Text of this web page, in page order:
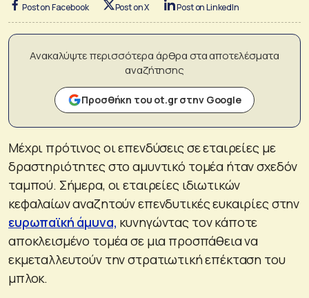
Post on Facebook Post on X Post on LinkedIn
Ανακαλύψτε περισσότερα άρθρα στα αποτελέσματα
αναζήτησης
Προσθήκη του ot.gr στην Google
Μέχρι πρότινος οι επενδύσεις σε εταιρείες με
δραστηριότητες στο αμυντικό τομέα ήταν σχεδόν
ταμπού. Σήμερα, οι εταιρείες ιδιωτικών
κεφαλαίων αναζητούν επενδυτικές ευκαιρίες στην
ευρωπαϊκή άμυνα, κυνηγώντας τον κάποτε
αποκλεισμένο τομέα σε μια προσπάθεια να
εκμεταλλευτούν την στρατιωτική επέκταση του
μπλοκ.